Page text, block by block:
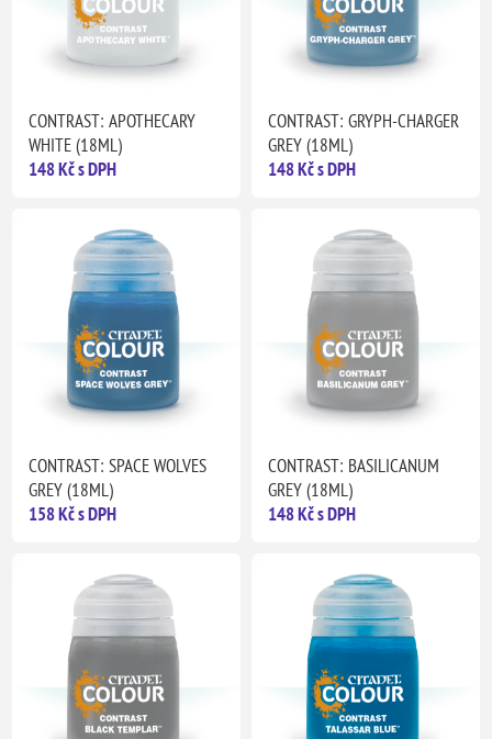
CONTRAST: APOTHECARY
WHITE (18ML)
148 Kč s DPH
CONTRAST: GRYPH-CHARGER
GREY (18ML)
148 Kč s DPH
CONTRAST: SPACE WOLVES
GREY (18ML)
158 Kč s DPH
CONTRAST: BASILICANUM
GREY (18ML)
148 Kč s DPH